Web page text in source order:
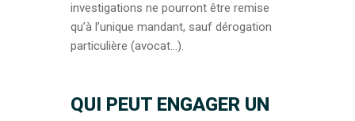
investigations ne pourront être remise
qu’à l’unique mandant, sauf dérogation
particulière (avocat…).
QUI PEUT ENGAGER UN